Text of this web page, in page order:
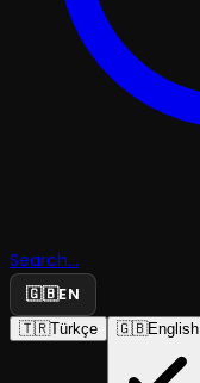
Search...
🇬🇧EN
🇹🇷Türkçe 🇬🇧English